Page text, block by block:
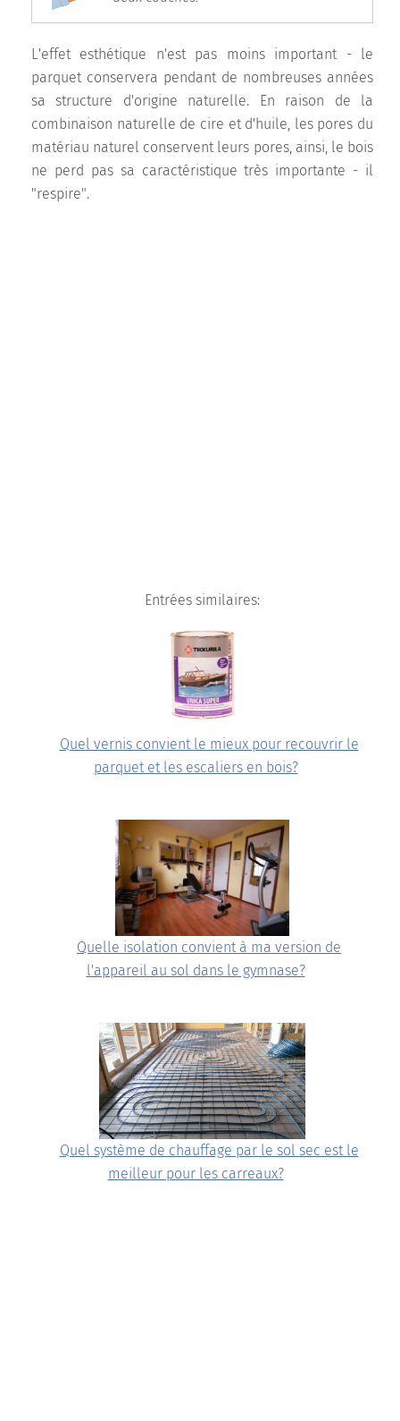
L'effet esthétique n'est pas moins important - le
parquet conservera pendant de nombreuses années
sa structure d'origine naturelle. En raison de la
combinaison naturelle de cire et d'huile, les pores du
matériau naturel conservent leurs pores, ainsi, le bois
ne perd pas sa caractéristique très importante - il
"respire".
Entrées similaires:
Quel vernis convient le mieux pour recouvrir le
parquet et les escaliers en bois?
Quelle isolation convient à ma version de
l'appareil au sol dans le gymnase?
Quel système de chauffage par le sol sec est le
meilleur pour les carreaux?